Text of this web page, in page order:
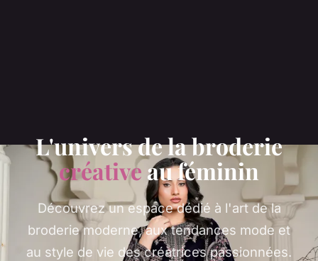
L'univers de la broderie
créative au féminin
Découvrez un espace dédié à l'art de la
broderie moderne, aux tendances mode et
au style de vie des créatrices passionnées.